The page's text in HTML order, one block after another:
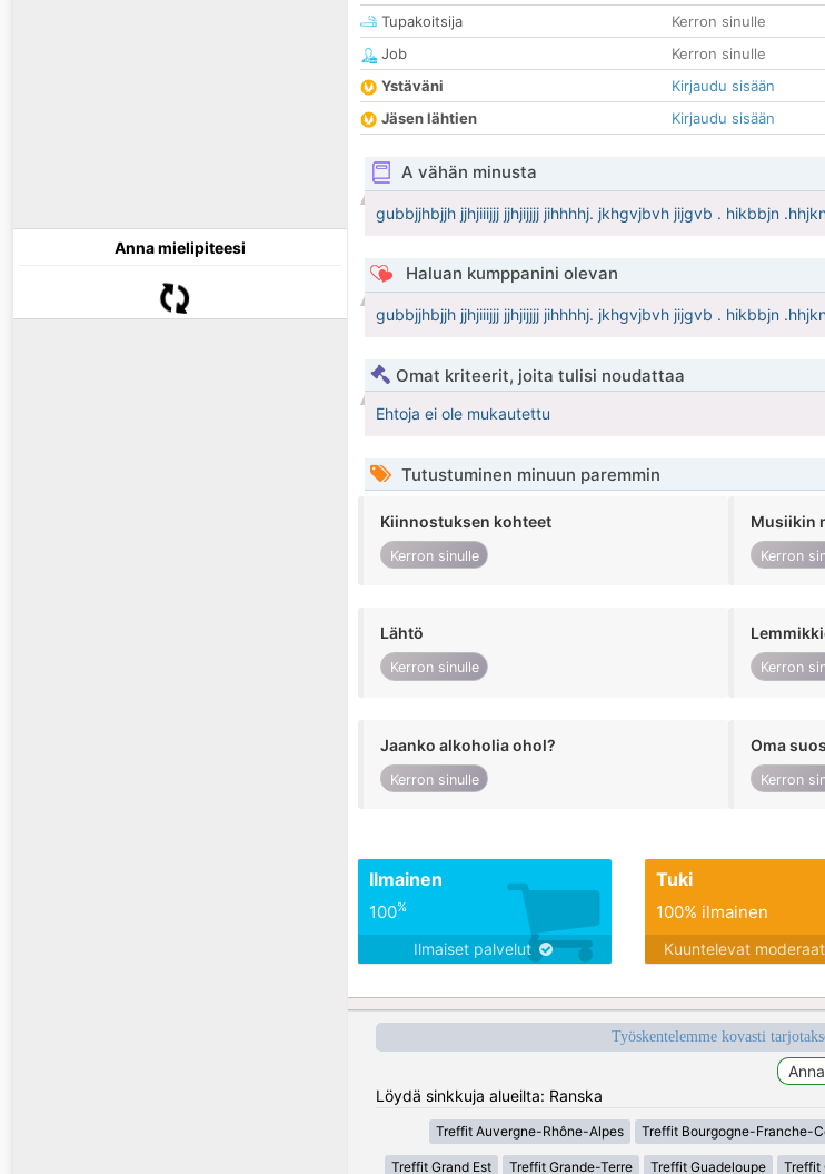
Anna mielipiteesi
Tupakoitsija
Kerron sinulle
Job
Kerron sinulle
Ystäväni
Kirjaudu sisään
Jäsen lähtien
Kirjaudu sisään
A vähän minusta
gubbjjhbjjh jjhjiiijjj jjhjijjjj jihhhhj. jkhgvjbvh jijgvb . hikbbjn
Haluan kumppanini olevan
gubbjjhbjjh jjhjiiijjj jjhjijjjj jihhhhj. jkhgvjbvh jijgvb . hikbbjn
Omat kriteerit, joita tulisi noudattaa
Ehtoja ei ole mukautettu
Tutustuminen minuun paremmin
Kiinnostuksen kohteet
Kerron sinulle
Musiikin
Kerron
Lähtö
Kerron sinulle Kerron
Jaanko alkoholia ohol?
Kerron sinulle
Oma
Kerron
Ilmainen
100%
Ilmaiset palvelut
Tuki
100% ilmainen
Kuuntelevat
Työskentelemme kovasti
Löydä sinkkuja alueilta: Ranska
Treffit Auvergne-Rhône-Alpes Treffit Bourgogne-Franche-
Treffit Grand Est Treffit Grande-Terre Treffit Guadeloupe Treffit